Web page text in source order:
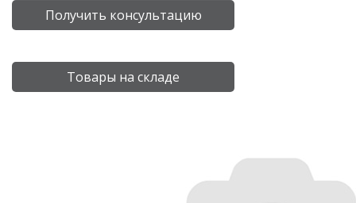
Получить консультацию
Товары на складе